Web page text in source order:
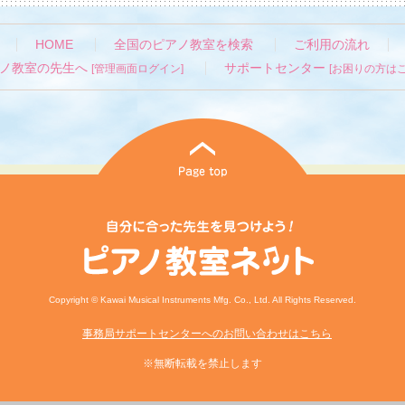
HOME 全国のピアノ教室を検索
ご利用の流れ
教室の先生へ [管理画面ログイン] サポートセンター [お困りの方は
Copyright © Kawai Musical Instruments Mfg. Co., Ltd. All Rights Reserved.
事務局サポートセンターへのお問い合わせはこちら
※無断転載を禁止します